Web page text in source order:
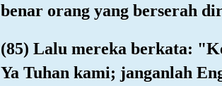
benar orang yang berserah
(85) Lalu mereka berkata:
Ya Tuhan kami; janganlah